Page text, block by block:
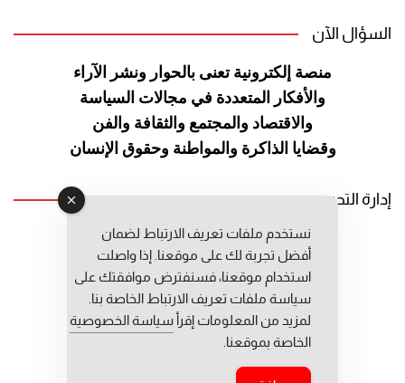
السؤال الآن
منصة إلكترونية تعنى بالحوار ونشر
الآراء
والأفكار المتعددة في مجالات السياسة
والاقتصاد والمجتمع والثقافة والفن
وقضايا الذاكرة والمواطنة وحقوق الإنسان
إدارة التحرير
رئيس التحرير: عبد الرحيم التوراني
رئيس التحرير المساعد: المعطي قبال
مديرة التحرير: فاطمة حوحو
نستخدم ملفات تعريف الارتباط لضمان
أفضل تجربة لك على موقعنا. إذا واصلت
استخدام موقعنا، فسنفترض موافقتك على
سياسة ملفات تعريف الارتباط الخاصة بنا.
لمزيد من المعلومات إقرأ سياسة الخصوصية
الخاصة بموقعنا.